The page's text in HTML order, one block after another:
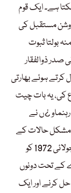
ہے۔ ایک قوم
روشن مستقبل کی
بولتا ثبوت
صدر ذوالفقار
کرتے ہوئے بھارتی
کی، یہ بات چیت
رہنماو ¿ں نے
حالات کے
باوجود بھٹو کی ذہانت اور استقامت کے باعث 2جولائی 1972 کو
کے تحت دونوں
کرنے اور ایک